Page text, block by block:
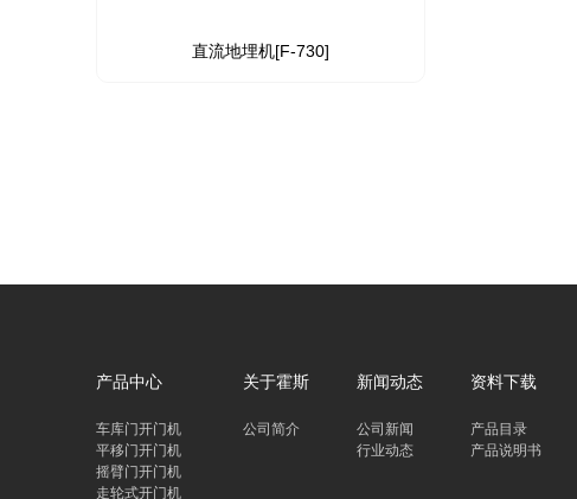
直流地埋机[F-730]
产品中心
车库门开门机
平移门开门机
摇臂门开门机
走轮式开门机
关于霍斯
公司简介
新闻动态
公司新闻
行业动态
资料下载
产品目录
产品说明书